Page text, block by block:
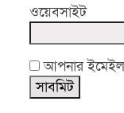
ওয়েবসাইট
আপনার